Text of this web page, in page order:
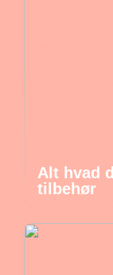
Alt hvad
tilbehør